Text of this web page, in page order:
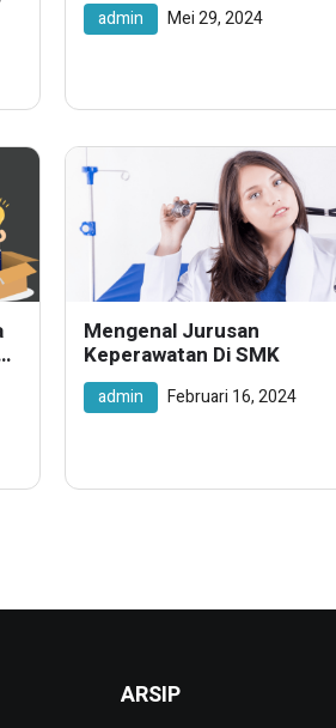
untuk Karier Teknologi yang
admin Mei 29, 2024
Mengenal Jurusan
Keperawatan Di SMK
admin Februari 16, 2024
ARSIP